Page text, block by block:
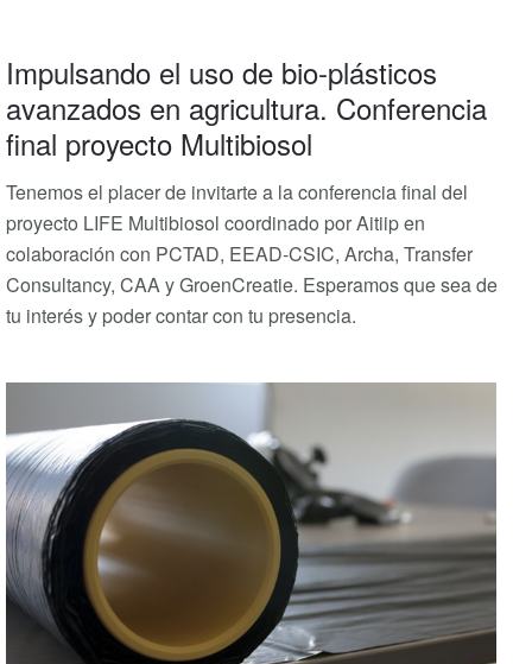
Impulsando el uso de bio-plásticos
avanzados en agricultura. Conferencia
final proyecto Multibiosol
Tenemos el placer de invitarte a la conferencia final del
proyecto LIFE Multibiosol coordinado por Aitiip en
colaboración con PCTAD, EEAD-CSIC, Archa, Transfer
Consultancy, CAA y GroenCreatie. Esperamos que sea de
tu interés y poder contar con tu presencia.